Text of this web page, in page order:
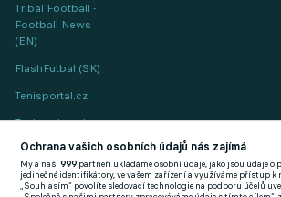
Tribal Football -
Football News
(EN)
FlashFutbal (SK)
Tenisportal.cz
Tenisové zprávy
na Livesportu
Ochrana vašich osobních údajů nás zajímá
My a naši999 partneři ukládáme osobní údaje, jako jsou údaje o
jedinečné identifikátory, ve vašem zařízení a využíváme přístup
„Souhlasím“ povolíte sledovací technologie na podporu účelů